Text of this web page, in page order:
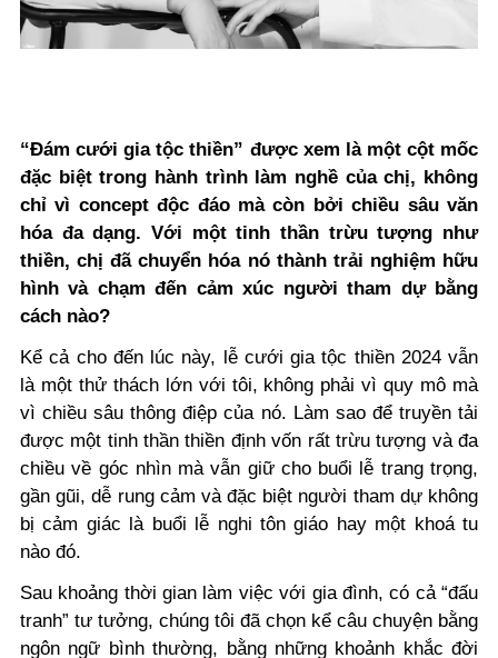
“Đám cưới gia tộc thiền” được xem là một cột mốc
đặc biệt trong hành trình làm nghề của chị, không
chỉ vì concept độc đáo mà còn bởi chiều sâu văn
hóa đa dạng. Với một tinh thần trừu tượng như
thiền, chị đã chuyển hóa nó thành trải nghiệm hữu
hình và chạm đến cảm xúc người tham dự bằng
cách nào?
Kể cả cho đến lúc này, lễ cưới gia tộc thiền 2024 vẫn
là một thử thách lớn với tôi, không phải vì quy mô mà
vì chiều sâu thông điệp của nó. Làm sao để truyền tải
được một tinh thần thiền định vốn rất trừu tượng và đa
chiều về góc nhìn mà vẫn giữ cho buổi lễ trang trọng,
gần gũi, dễ rung cảm và đặc biệt người tham dự không
bị cảm giác là buổi lễ nghi tôn giáo hay một khoá tu
nào đó.
Sau khoảng thời gian làm việc với gia đình, có cả “đấu
tranh” tư tưởng, chúng tôi đã chọn kể câu chuyện bằng
ngôn ngữ bình thường, bằng những khoảnh khắc đời